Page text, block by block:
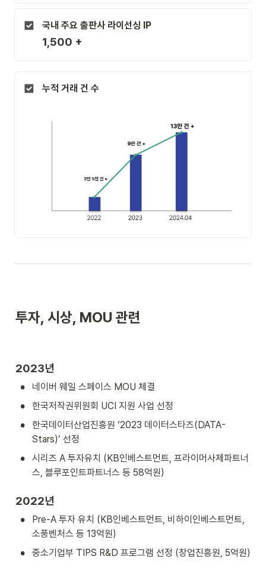
국내 주요 출판사 라이선싱 IP
1,500 +
누적 거래 건 수
투자, 시상, MOU 관련
2023년
• 네이버 웨일 스페이스 MOU 체결
• 한국저작권위원회 UCI 지원 사업 선정
•
한국데이터산업진흥원 ‘2023 데이터스타즈(DATA-
Stars)’ 선정
•
시리즈 A 투자유치 (KB인베스트먼트, 프라이머사제파트너
스, 블루포인트파트너스 등 58억원)
2022년
•
Pre-A 투자 유치 (KB인베스트먼트, 비하이인베스트먼트,
소풍벤처스 등 13억원)
• 중소기업부 TIPS R&D 프로그램 선정 (창업진흥원, 5억원)